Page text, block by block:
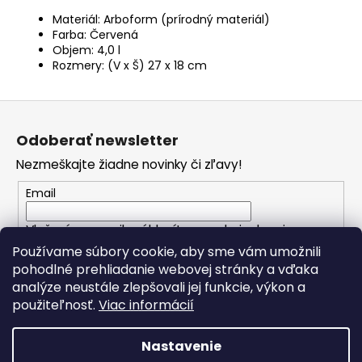
Používame súbory cookie, aby sme vám umožnili
pohodlné prehliadanie webovej stránky a vďaka
analýze neustále zlepšovali jej funkcie, výkon a
použiteľnosť. Viac informácií
Nastavenie
Materiál: Arboform (prírodný materiál)
Farba: Červená
Objem: 4,0 l
Rozmery: (V x Š) 27 x 18 cm
Z
e
Odoberať newsletter
Nezmeškajte žiadne novinky či zľavy!
Email
Vložením e-mailu súhlasíte spodmienkami
ochrany osobných údajov
PRIHLÁSIŤ SA